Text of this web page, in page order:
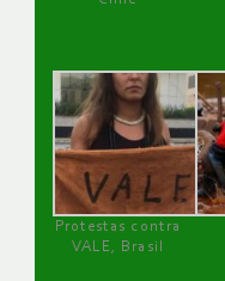
Protestas contra
VALE, Brasil